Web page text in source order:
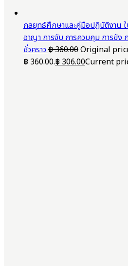
กลยุทธ์ศึกษาและคู่มือปฏิบัติงาน
อาญา การจับ การควบคุม การขัง
ชั่วคราว฿360.00Original
฿ 360.00.฿306.00Current